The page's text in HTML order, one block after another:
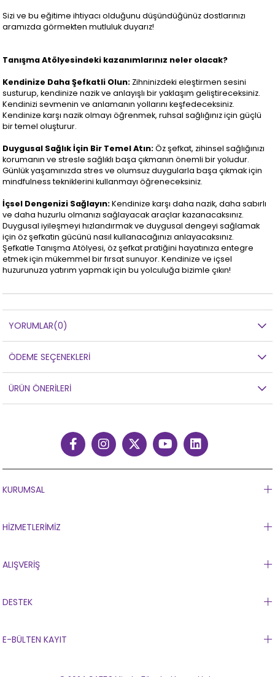
Sizi ve bu eğitime ihtiyacı olduğunu düşündüğünüz dostlarınızı
aramızda görmekten mutluluk duyarız!
Tanışma Atölyesindeki kazanımlarınız neler olacak?
Kendinize Daha Şefkatli Olun: Zihninizdeki eleştirmen sesini
susturup, kendinize nazik ve anlayışlı bir yaklaşım geliştireceksiniz.
Kendinizi sevmenin ve anlamanın yollarını keşfedeceksiniz.
Kendinize karşı nazik olmayı öğrenmek, ruhsal sağlığınız için güçlü
bir temel oluşturur.
Duygusal Sağlık İçin Bir Temel Atın:Öz şefkat, zihinsel sağlığınızı
korumanın ve stresle sağlıklı başa çıkmanın önemli bir yoludur.
Günlük yaşamınızda stres ve olumsuz duygularla başa çıkmak için
mindfulness tekniklerini kullanmayı öğreneceksiniz.
İçsel Dengenizi Sağlayın:Kendinize karşı daha nazik, daha sabırlı
ve daha huzurlu olmanızı sağlayacak araçlar kazanacaksınız.
Duygusal iyileşmeyi hızlandırmak ve duygusal dengeyi sağlamak
için öz şefkatin gücünü nasıl kullanacağınızı anlayacaksınız.
Şefkatle Tanışma Atölyesi, öz şefkat pratiğini hayatınıza entegre
etmek için mükemmel bir fırsat sunuyor. Kendinize ve içsel
huzurunuza yatırım yapmak için bu yolculuğa bizimle çıkın!
YORUMLAR(0)
ÖDEME SEÇENEKLERI
ÜRÜN ÖNERILERI
KURUMSAL
HİZMETLERİMİZ
ALIŞVERİŞ
DESTEK
E-BÜLTEN KAYIT